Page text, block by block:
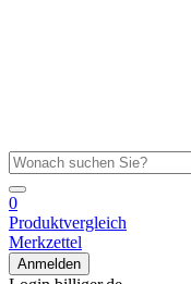
0
Produktvergleich
Merkzettel
Anmelden